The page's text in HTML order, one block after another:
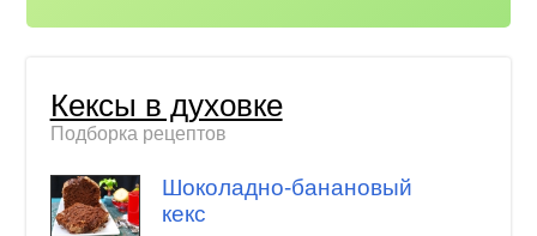
Кексы в духовке
Подборка рецептов
Шоколадно-банановый
кекс